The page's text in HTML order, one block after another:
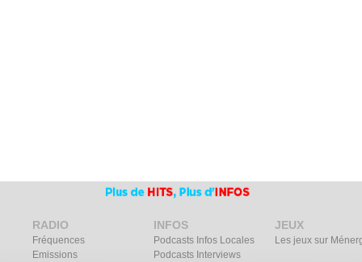
RADIO
Fréquences
Emissions
INFOS
Podcasts Infos Locales
Podcasts Interviews
JEUX
Les jeux sur